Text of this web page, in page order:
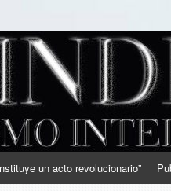
un acto revolucionario”